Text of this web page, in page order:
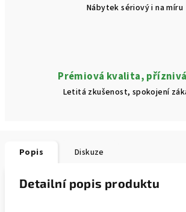
Nábytek sériový i na míru
Prémiová kvalita,
Letitá zkušenost, spokojení
Popis Diskuze
Detailní popis produktu